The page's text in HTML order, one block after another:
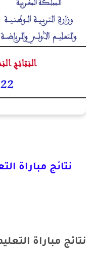
نتائج مباراة التعليم
نتائج مباراة التعليم